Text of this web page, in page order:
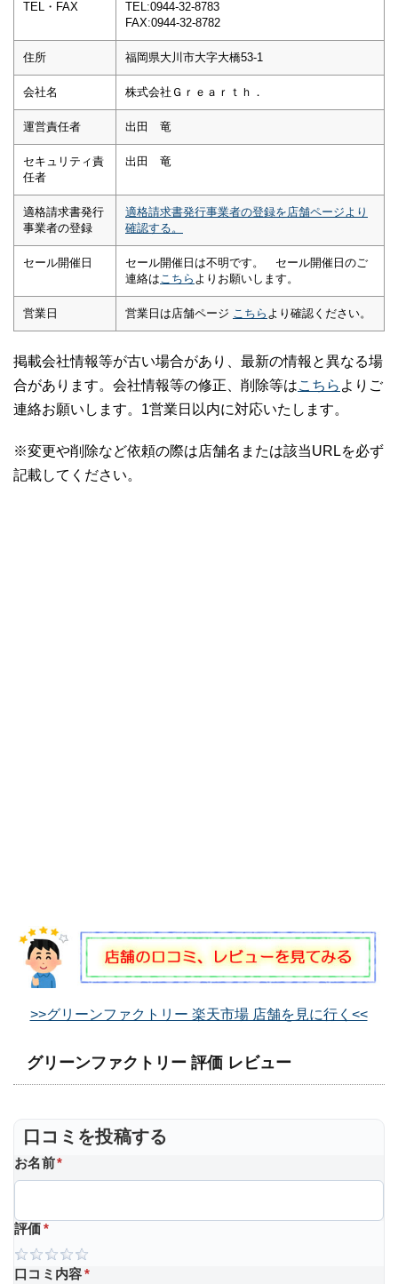
TEL・FAX
TEL:0944-32-8783
FAX:0944-32-8782
住所 福岡県大川市大字大橋53-1
会社名 株式会社Ｇｒｅａｒｔｈ．
運営責任者 出田 竜
セキュリティ責
任者
出田 竜
適格請求書発行
事業者の登録
適格請求書発行事業者の登録を店舗ページより
確認する。
セール開催日
セール開催日は不明です。 セール開催日のご
連絡は こちら よりお願いします。
営業日 営業日は店舗ページ こちら より確認ください。
掲載会社情報等が古い場合があり、最新の情報と異なる場
合があります。会社情報等の修正、削除等はこちら よりご
連絡お願いします。1営業日以内に対応いたします。
※変更や削除など依頼の際は店舗名または該当URLを必ず
記載してください。
>>グリーンファクトリー 楽天市場 店舗を見に行く<<
グリーンファクトリー 評価 レビュー
口コミを投稿する
お名前*
評価*
口コミ内容*